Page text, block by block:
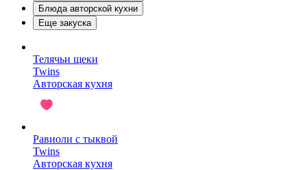
Блюда авторской кухни
Еще закуска
Телячьи щеки
Twins
Авторская кухня
Равиоли с тыквой
Twins
Авторская кухня